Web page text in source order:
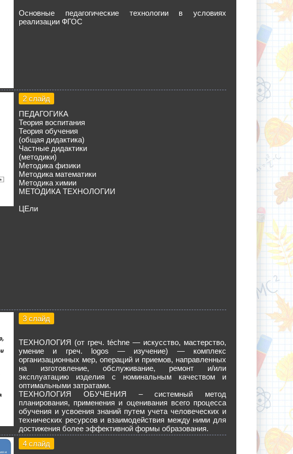
Основные педагогические технологии в условиях
реализации ФГОС
2 слайд
ПЕДАГОГИКА
Теория воспитания
Теория обучения
(общая дидактика)
Частные дидактики
(методики)
Методика физики
Методика математики
Методика химии
МЕТОДИКА ТЕХНОЛОГИИ
ЦЕли
3 слайд
ТЕХНОЛОГИЯ (от греч. téchne — искусство, мастерство,
умение и греч. logos — изучение) — комплекс
организационных мер, операций и приемов, направленных
на изготовление, обслуживание, ремонт и/или
эксплуатацию изделия с номинальным качеством и
оптимальными затратами.
ТЕХНОЛОГИЯ ОБУЧЕНИЯ – системный метод
планирования, применения и оценивания всего процесса
обучения и усвоения знаний путем учета человеческих и
технических ресурсов и взаимодействия между ними для
достижения более эффективной формы образования.
4 слайд